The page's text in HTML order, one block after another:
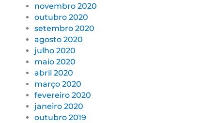
novembro 2020
outubro 2020
setembro 2020
agosto 2020
julho 2020
maio 2020
abril 2020
março 2020
fevereiro 2020
janeiro 2020
outubro 2019